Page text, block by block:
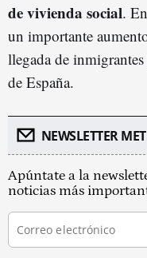
de vivienda social.
un importante
llegada de
de España.
NEWSLETTER
Apúntate a la
noticias más